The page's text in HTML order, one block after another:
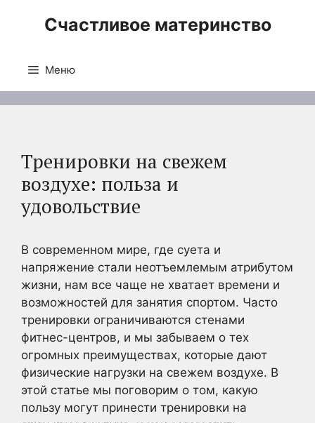
Счастливое материнство
Меню
Тренировки на свежем
воздухе: польза и
удовольствие
В современном мире, где суета и
напряжение стали неотъемлемым атрибутом
жизни, нам все чаще не хватает времени и
возможностей для занятия спортом. Часто
тренировки ограничиваются стенами
фитнес-центров, и мы забываем о тех
огромных преимуществах, которые дают
физические нагрузки на свежем воздухе. В
этой статье мы поговорим о том, какую
пользу могут принести тренировки на